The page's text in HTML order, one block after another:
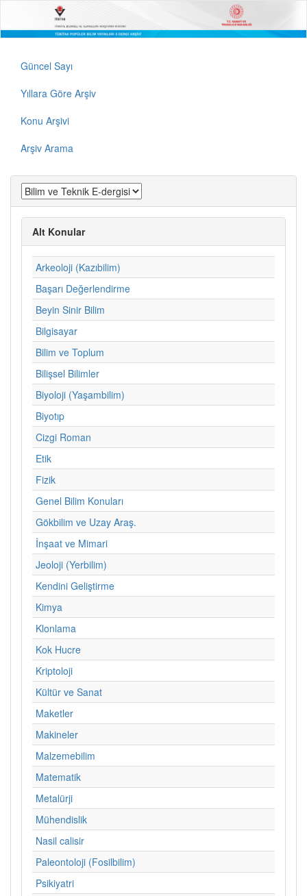
Güncel Sayı
Yıllara Göre Arşiv
Konu Arşivi
Arşiv Arama
Alt Konular
Arkeoloji (Kazıbilim)
Başarı Değerlendirme
Beyin Sinir Bilim
Bilgisayar
Bilim ve Toplum
Bilişsel Bilimler
Biyoloji (Yaşambilim)
Biyotıp
Cizgi Roman
Etik
Fizik
Genel Bilim Konuları
Gökbilim ve Uzay Araş.
İnşaat ve Mimari
Jeoloji (Yerbilim)
Kendini Geliştirme
Kimya
Klonlama
Kok Hucre
Kriptoloji
Kültür ve Sanat
Maketler
Makineler
Malzemebilim
Matematik
Metalürji
Mühendislik
Nasil calisir
Paleontoloji (Fosilbilim)
Psikiyatri